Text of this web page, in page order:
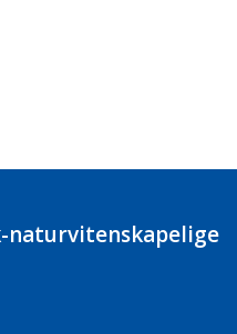
naturvitenskapelige